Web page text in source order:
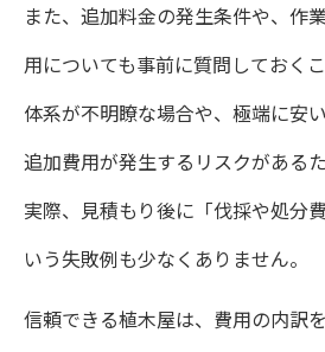
また、追加料金の発生条件や、作
用についても事前に質問しておく
体系が不明瞭な場合や、極端に安
追加費用が発生するリスクがある
実際、見積もり後に「伐採や処分
いう失敗例も少なくありません。
信頼できる植木屋は、費用の内訳